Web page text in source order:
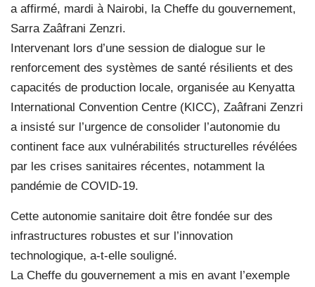
a affirmé, mardi à Nairobi, la Cheffe du gouvernement,
Sarra Zaâfrani Zenzri.
Intervenant lors d’une session de dialogue sur le
renforcement des systèmes de santé résilients et des
capacités de production locale, organisée au Kenyatta
International Convention Centre (KICC), Zaâfrani Zenzri
a insisté sur l’urgence de consolider l’autonomie du
continent face aux vulnérabilités structurelles révélées
par les crises sanitaires récentes, notamment la
pandémie de COVID-19.
Cette autonomie sanitaire doit être fondée sur des
infrastructures robustes et sur l’innovation
technologique, a-t-elle souligné.
La Cheffe du gouvernement a mis en avant l’exemple